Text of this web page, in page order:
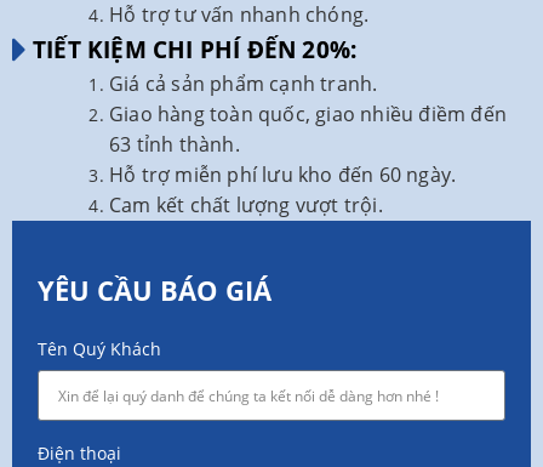
Hỗ trợ tư vấn nhanh chóng.
TIẾT KIỆM CHI PHÍ ĐẾN 20%:
Giá cả sản phẩm cạnh tranh.
Giao hàng toàn quốc, giao nhiều điềm đến
63 tỉnh thành.
Hỗ trợ miễn phí lưu kho đến 60 ngày.
Cam kết chất lượng vượt trội.
YÊU CẦU BÁO GIÁ
Tên Quý Khách
Điện thoại